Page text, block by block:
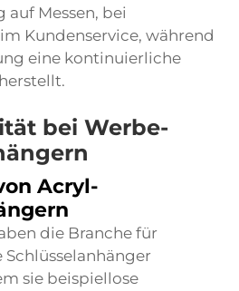
Messen, bei
Kundenservice, während
eine kontinuierliche
bei Werbe-
Acryl-
die Branche für
sie beispiellose